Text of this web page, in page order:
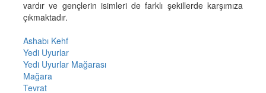
vardır ve gençlerin isimleri de farklı şekillerde karşımıza
çıkmaktadır.
Ashabı Kehf
Yedi Uyurlar
Yedi Uyurlar Mağarası
Mağara
Tevrat